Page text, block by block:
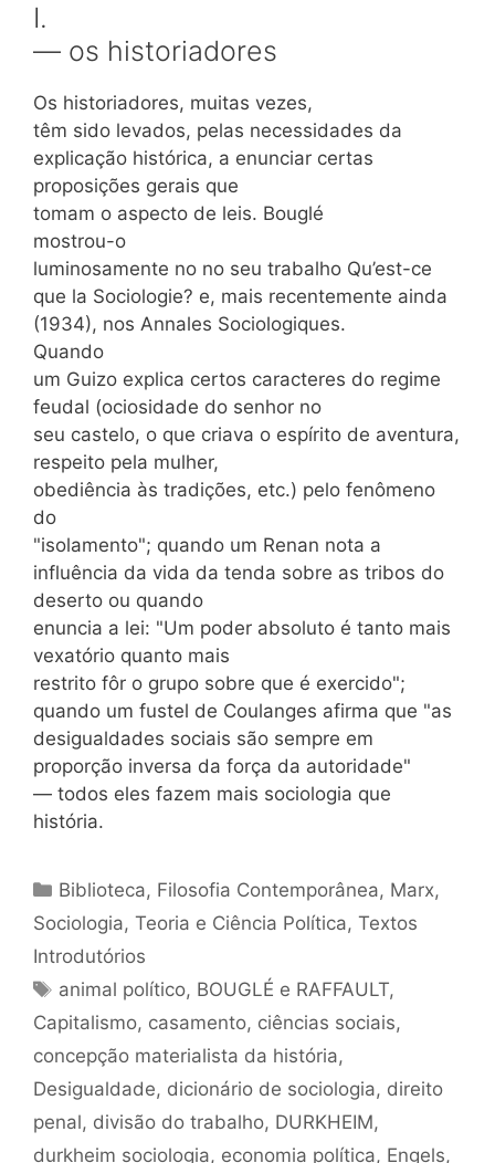
I.
— os historiadores
Os historiadores, muitas vezes,
têm sido levados, pelas necessidades da
explicação histórica, a enunciar certas
proposições gerais que
tomam o aspecto de leis. Bouglé
mostrou-o
luminosamente no no seu trabalho Qu’est-ce
que la Sociologie? e, mais recentemente ainda
(1934), nos Annales Sociologiques.
Quando
um Guizo explica certos caracteres do regime
feudal (ociosidade do senhor no
seu castelo, o que criava o espírito de aventura,
respeito pela mulher,
obediência às tradições, etc.) pelo fenômeno
do
"isolamento"; quando um Renan nota a
influência da vida da tenda sobre as tribos do
deserto ou quando
enuncia a lei: "Um poder absoluto é tanto mais
vexatório quanto mais
restrito fôr o grupo sobre que é exercido";
quando um fustel de Coulanges afirma que "as
desigualdades sociais são sempre em
proporção inversa da força da autoridade"
— todos eles fazem mais sociologia que
história.
Categorias
Biblioteca, Filosofia Contemporânea, Marx,
Sociologia, Teoria e Ciência Política, Textos
Introdutórios
Tags
animal político, BOUGLÉ e RAFFAULT,
Capitalismo, casamento, ciências sociais,
concepção materialista da história,
Desigualdade, dicionário de sociologia, direito
penal, divisão do trabalho, DURKHEIM,
durkheim sociologia, economia política, Engels,